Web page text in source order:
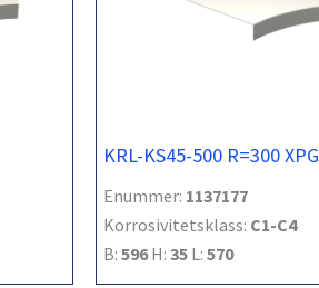
KRL-KS45-500 R=300 XPG
Enummer: 1137177
Korrosivitetsklass: C1-C4
B: 596H: 35 L: 570